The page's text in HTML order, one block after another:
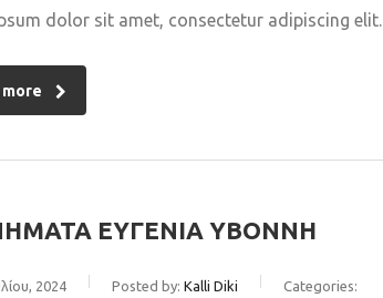
dolor sit amet, consectetur adipiscing elit.
ΕΥΓΕΝΙΑ ΥΒΟΝΝΗ
2024 Posted by: Kalli Diki Categories: